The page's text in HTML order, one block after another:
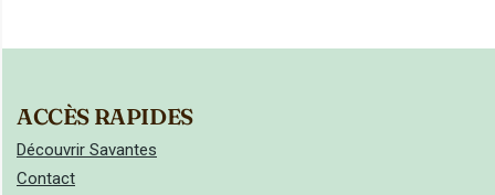
ACCÈS RAPIDES
Découvrir Savantes
Contact